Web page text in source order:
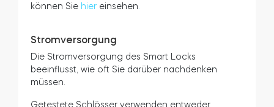
Quelle der Zustimmung. In diesem Fall wird eine
Sicherheitsinstitut AV-Test vergeben.
Danalock, tedee und Nuki wurden von AV-Test
getestet und zertifiziert.
Man kann verstehen, dass Yale Linus nicht